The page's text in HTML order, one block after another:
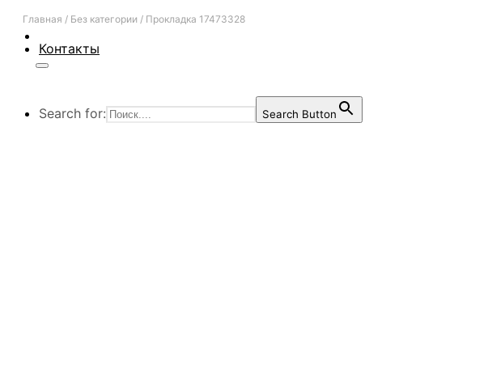
Контакты
Search for: Search Button
Главная / Без категории / Прокладка 17473328